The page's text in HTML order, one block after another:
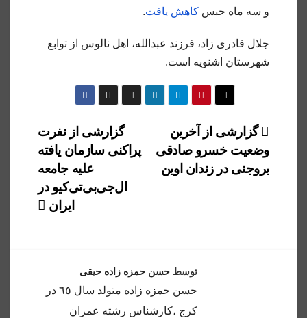
و سه ماه حبس کاهش یافت.
جلال قادری زاد، فرزند عبدالله، اهل نالوس از توابع
شهرستان اشنویه است.
راهبری
نوشته
گزارشی از نفرت
پراکنی سازمان یافته
علیه جامعه
ال‌جی‌بی‌تی‌کیو در
ایران
گزارشی از آخرین
وضعیت خسرو صادقی
بروجنی در زندان اوین
توسط حسن حمزه زاده حیقی
حسن حمزه زاده متولد سال ٦٥ در
كرج ،كارشناس رشته عمران